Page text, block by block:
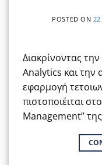
POSTED ON
Διακρίνοντας
Analytics και την
εφαρμογή
πιστοποιέιται
Management”